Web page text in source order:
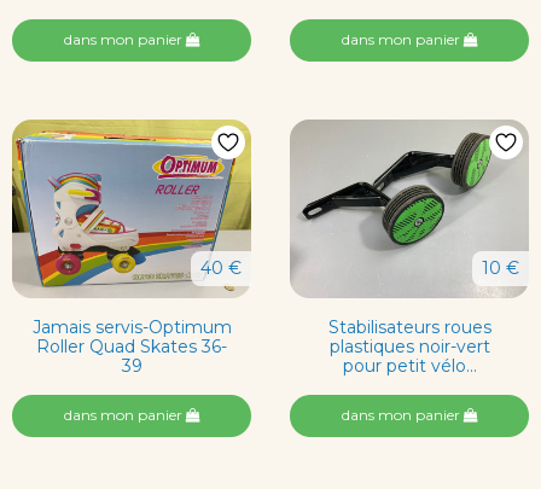
dans mon panier dans mon panier
40 €
Jamais servis-Optimum
Roller Quad Skates 36-
39
dans mon panier
10 €
Stabilisateurs roues
plastiques noir-vert
pour petit vélo...
dans mon panier